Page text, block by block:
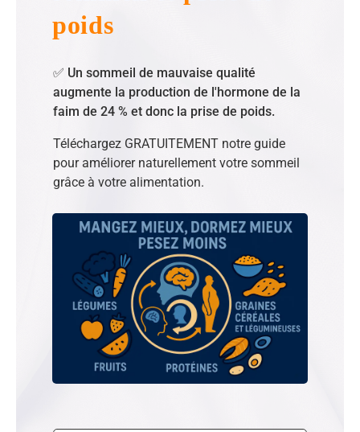
poids
✅ Un sommeil de mauvaise qualité
augmente la production de l'hormone de la
faim de 24 % et donc la prise de poids.
Téléchargez GRATUITEMENT notre guide
pour améliorer naturellement votre sommeil
grâce à votre alimentation.